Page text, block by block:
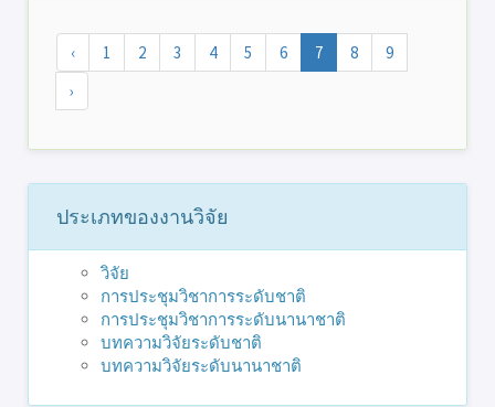
‹ 1 2 3 4 5 6 7 8
9
›
ประเภทของงานวิจัย
วิจัย
การประชุมวิชาการระดับชาติ
การประชุมวิชาการระดับนานาชาติ
บทความวิจัยระดับชาติ
บทความวิจัยระดับนานาชาติ